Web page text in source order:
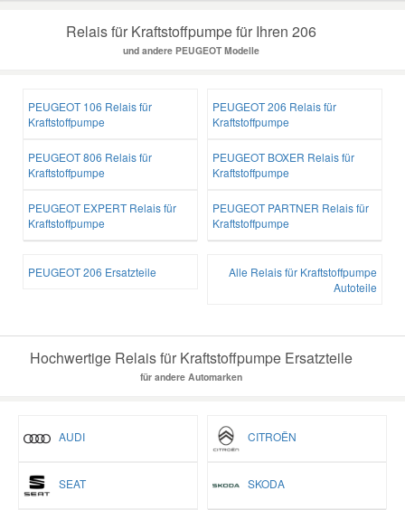
Relais für Kraftstoffpumpe für Ihren 206
und andere PEUGEOT Modelle
PEUGEOT 106 Relais für
Kraftstoffpumpe
PEUGEOT 206 Relais für
Kraftstoffpumpe
PEUGEOT 806 Relais für
Kraftstoffpumpe
PEUGEOT BOXER Relais für
Kraftstoffpumpe
PEUGEOT EXPERT Relais für
Kraftstoffpumpe
PEUGEOT PARTNER Relais für
Kraftstoffpumpe
PEUGEOT 206 Ersatzteile
Alle Relais für Kraftstoffpumpe
Autoteile
Hochwertige Relais für Kraftstoffpumpe Ersatzteile
für andere Automarken
AUDI CITROËN
SEAT SKODA